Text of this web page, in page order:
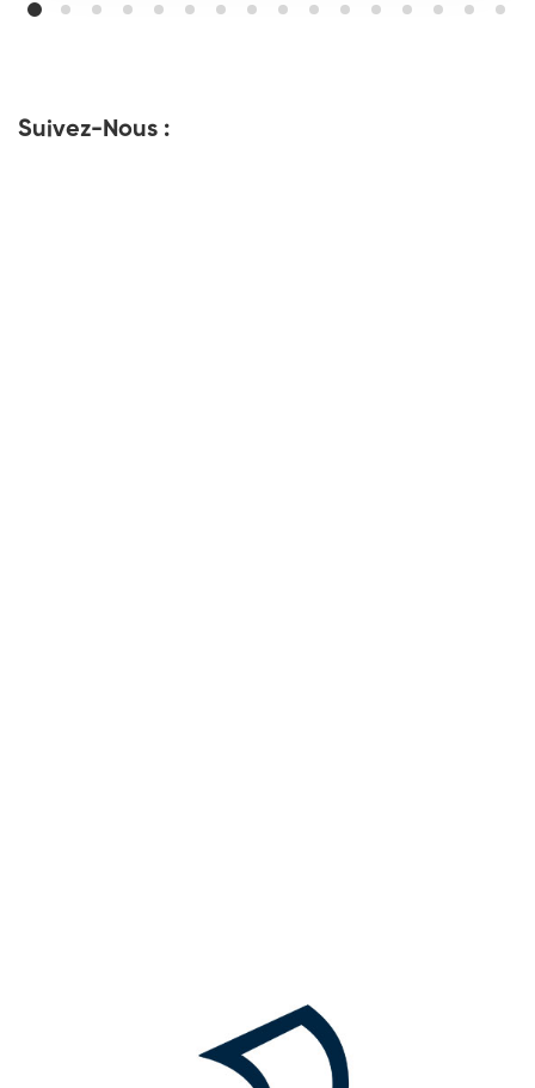
Suivez-Nous :